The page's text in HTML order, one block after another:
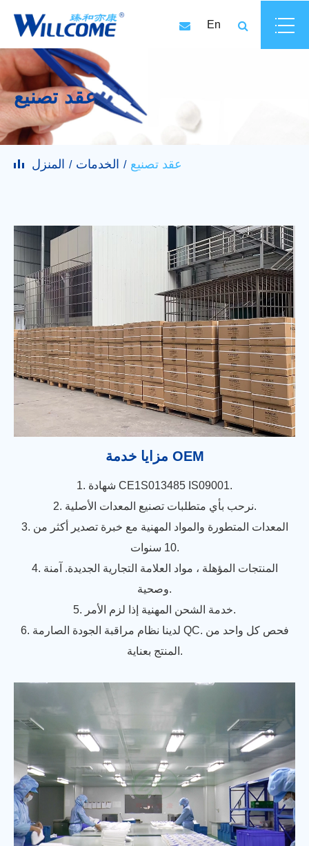
En
عقد تصنيع
المنزل الخدمات عقد تصنيع
مزايا خدمة OEM
1. شهادة CE1S013485 IS09001.
2. نرحب بأي متطلبات تصنيع المعدات الأصلية.
3. المعدات المتطورة والمواد المهنية مع خبرة تصدير أكثر من
10 سنوات.
4. المنتجات المؤهلة ، مواد العلامة التجارية الجديدة. آمنة
وصحية.
5. خدمة الشحن المهنية إذا لزم الأمر.
6. لدينا نظام مراقبة الجودة الصارمة QC. فحص كل واحد من
المنتج بعناية.